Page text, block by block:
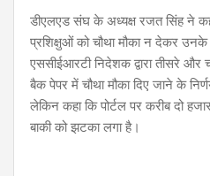
डीएलएड संघ के अध्यक्ष रजत सिंह ने
प्रशिक्षुओं को चौथा मौका न देकर उनके
एससीईआरटी निदेशक द्वारा तीसरे और
बैक पेपर में चौथा मौका दिए जाने के
लेकिन कहा कि पोर्टल पर करीब दो
बाकी को झटका लगा है।